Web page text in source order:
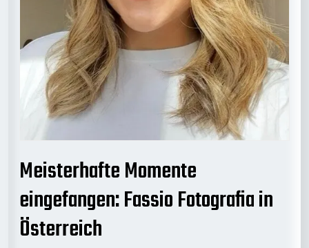
Meisterhafte Momente
eingefangen: Fassio Fotografia in
Österreich